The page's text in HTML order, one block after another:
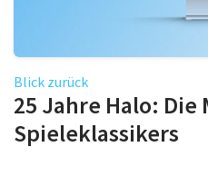
Blick zurück
25 Jahre Halo: Die
Spieleklassikers